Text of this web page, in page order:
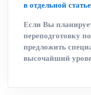
в отдельной
Если Вы
переподготовку
предложить
высочайший